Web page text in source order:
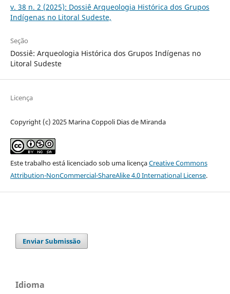
v. 38 n. 2 (2025): Dossiê Arqueologia Histórica dos Grupos
Indígenas no Litoral Sudeste,
Seção
Dossiê: Arqueologia Histórica dos Grupos Indígenas no
Litoral Sudeste
Licença
Copyright (c) 2025 Marina Coppoli Dias de Miranda
Este trabalho está licenciado sob uma licençaCreative Commons
Attribution-NonCommercial-ShareAlike 4.0 International License.
Enviar Submissão
Idioma